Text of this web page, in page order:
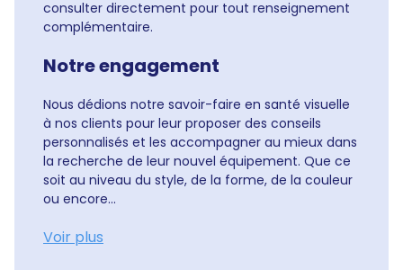
consulter directement pour tout renseignement
complémentaire.
Notre engagement
Nous dédions notre savoir-faire en santé visuelle
à nos clients pour leur proposer des conseils
personnalisés et les accompagner au mieux dans
la recherche de leur nouvel équipement. Que ce
soit au niveau du style, de la forme, de la couleur
ou encore...
Voir plus